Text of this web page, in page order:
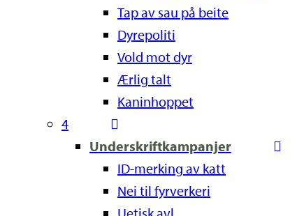
Tap av sau på beite
Dyrepoliti
Vold mot dyr
Ærlig talt
Kaninhoppet
4
Underskriftkampanjer
ID-merking av katt
Nei til fyrverkeri